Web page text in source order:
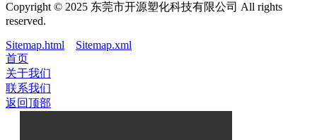
Copyright © 2025 东莞市开源塑化科技有限公司 All rights
reserved.
Sitemap.html
Sitemap.xml
首页
关于我们
联系我们
返回顶部